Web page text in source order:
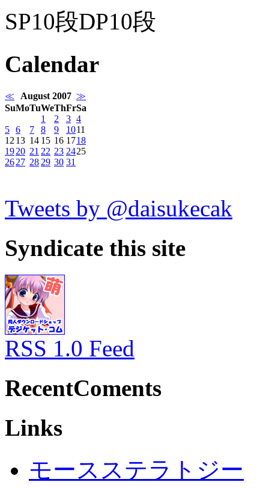
SP10段DP10段
Calendar
≪ August 2007 ≫
SuMoTuWeThFrSa
1
2 3 4
5 6 7 8 9 1011
12 13 14 15 16 1718
1920 21 22 23 2425
2627 28 29 30 31
Tweets by @daisukecak
Syndicate this site
RSS 1.0 Feed
RecentComents
Links
モースステラトジー